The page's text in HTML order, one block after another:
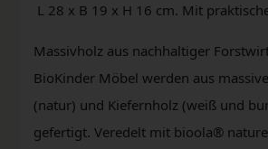
L 28 x B 19 x H 16 cm. Mit
Massivholz aus nachhaltiger
BioKinder Möbel werden aus
(natur) und Kiefernholz (weiß und
gefertigt. Veredelt mit bioola®